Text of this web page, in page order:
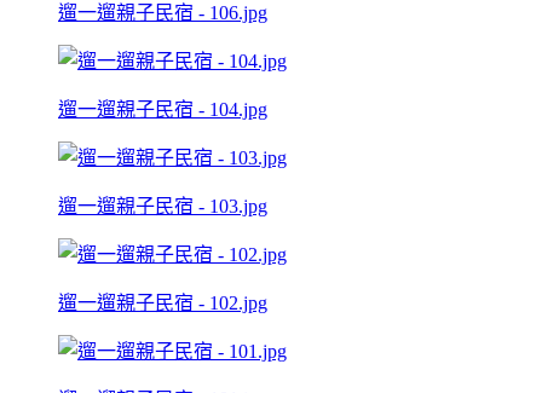
遛一遛親子民宿 - 106.jpg
遛一遛親子民宿 - 104.jpg
遛一遛親子民宿 - 103.jpg
遛一遛親子民宿 - 102.jpg